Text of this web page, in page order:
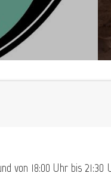
von 18:00 Uhr bis 21:30